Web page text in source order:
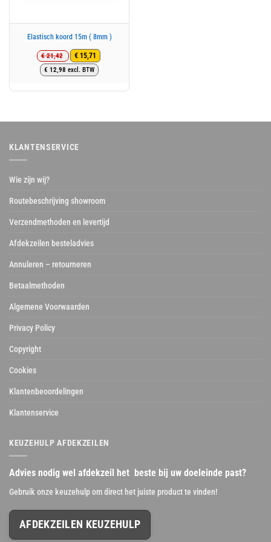
Elastisch koord 15m ( 8mm )
€21,42
Oorspronkelijke
prijs
€ 21,42.
€ 15,71
Huidige
prijs
€ 15,71.
€ 12,98 excl. BTW
KLANTENSERVICE
Wie zijn wij?
Routebeschrijving showroom
Verzendmethoden en levertijd
Afdekzeilen besteladvies
Annuleren – retourneren
Betaalmethoden
Algemene Voorwaarden
Privacy Policy
Copyright
Cookies
Klantenbeoordelingen
Klantenservice
KEUZEHULP AFDEKZEILEN
Advies nodig wel afdekzeil het beste bij uw doeleinde past?
Gebruik onze keuzehulp om direct het juiste product te vinden!
AFDEKZEILEN KEUZEHULP